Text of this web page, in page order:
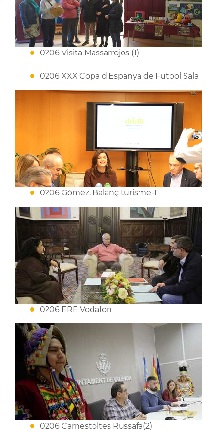
0206 Visita Massarrojos (1)
0206 XXX Copa d'Espanya de Futbol Sala
0206 Gómez. Balanç turisme-1
0206 ERE Vodafon
0206 Carnestoltes Russafa(2)